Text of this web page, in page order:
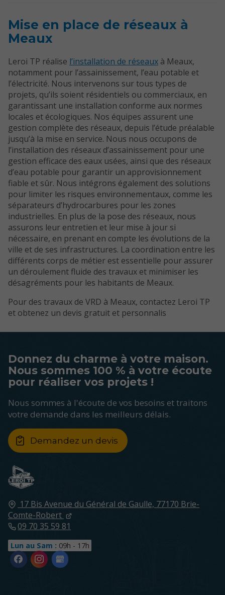
Mise en place de réseaux à
Meaux
Leroi TP réalise l’installation de réseaux à Meaux,
notamment pour l’assainissement, l’eau potable et
l’électricité. Nous intervenons sur tous types de
projets, qu’ils soient résidentiels ou commerciaux, en
garantissant une installation conforme aux normes
locales et écologiques. Nos équipes assurent une
gestion complète des réseaux, depuis l’étude préalable
jusqu’à la mise en service. Nous nous occupons de
l’installation des réseaux d’assainissement pour une
gestion efficace des eaux usées, ainsi que des réseaux
d’eau potable pour garantir un approvisionnement
fiable et sûr. Nous intégrons également des solutions
pour limiter les risques environnementaux, comme les
séparateurs d’hydrocarbures pour les zones
industrielles. En plus de la pose des réseaux, nous
assurons leur entretien et leur mise à jour si
nécessaire, en prenant en compte les évolutions de la
ville et de ses infrastructures. La coordination entre les
différents corps de métier est essentielle pour assurer
un déroulement fluide des travaux et minimiser les
désagréments pour les habitants de Meaux.
Pour des travaux de VRD à Meaux, contactez Leroi TP
et obtenez un devis gratuit et personnalis
17 Bis Avenue du Général de Gaulle, 77170 Brie-
Comte-Robert
09 70 35 59 81
Lun au Sam : 09h - 17h
Donnez du charme à votre maison.
Nous sommes 100 % à votre écoute
pour réaliser vos projets !
Nous sommes à l'écoute de vos besoins et traitons
votre demande dans les meilleurs délais.
Demandez un devis